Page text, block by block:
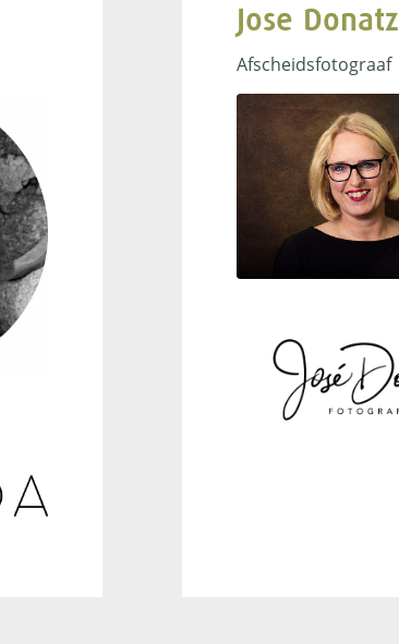
Jose Donatz
Afscheidsfotograaf